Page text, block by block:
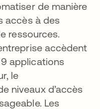
de manière
accès à des
ressources.
accèdent
applications
le
niveaux d’accès
Les